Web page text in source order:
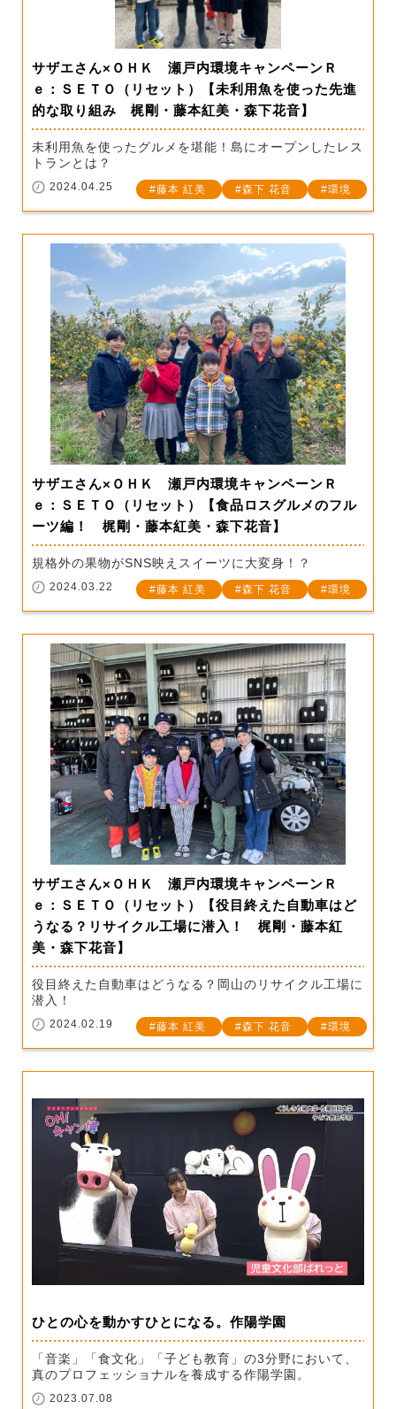
サザエさん×ＯＨＫ 瀬戸内環境キャンペーンＲ
ｅ：ＳＥＴＯ（リセット）【未利用魚を使った先進
的な取り組み 梶剛・藤本紅美・森下花音】
未利用魚を使ったグルメを堪能！島にオープンしたレス
トランとは？
2024.04.25 藤本 紅美 森下 花音 環境
サザエさん×ＯＨＫ 瀬戸内環境キャンペーンＲ
ｅ：ＳＥＴＯ（リセット）【食品ロスグルメのフル
ーツ編！ 梶剛・藤本紅美・森下花音】
規格外の果物がSNS映えスイーツに大変身！？
2024.03.22 藤本 紅美 森下 花音 環境
サザエさん×ＯＨＫ 瀬戸内環境キャンペーンＲ
ｅ：ＳＥＴＯ（リセット）【役目終えた自動車はど
うなる？リサイクル工場に潜入！ 梶剛・藤本紅
美・森下花音】
役目終えた自動車はどうなる？岡山のリサイクル工場に
潜入！
2024.02.19 藤本 紅美 森下 花音 環境
ひとの心を動かすひとになる。作陽学園
「音楽」「食文化」「子ども教育」の3分野において、
真のプロフェッショナルを養成する作陽学園。
2023.07.08